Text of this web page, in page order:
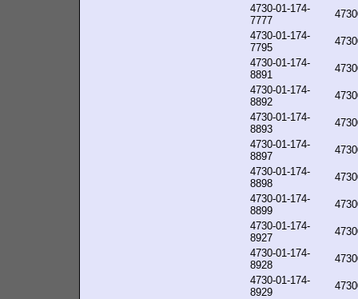
4730-01-174-
7777
4730-01-174-
7795
4730-01-174-
8891
4730-01-174-
8892
4730-01-174-
8893
4730-01-174-
8897
4730-01-174-
8898
4730-01-174-
8899
4730-01-174-
8927
4730-01-174-
8928
4730-01-174-
8929